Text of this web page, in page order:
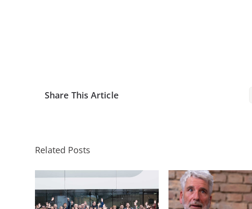
Share This Article
Related Posts